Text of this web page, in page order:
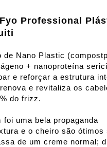
Professional
de Nano Plastic
+ nanoproteína
e reforçar a estrutura
e revitaliza os
do frizz.
foi uma bela propaganda
e o cheiro são ótimos
de um creme normal;